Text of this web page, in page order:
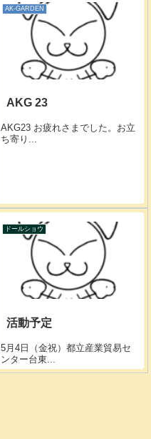
AK-GARDEN
AKG 23
AKG23 お疲れさまでした。お立
ち寄り...
ドールショウ
活動予定
5月4日（金祝）都立産業貿易セ
ンター台東...